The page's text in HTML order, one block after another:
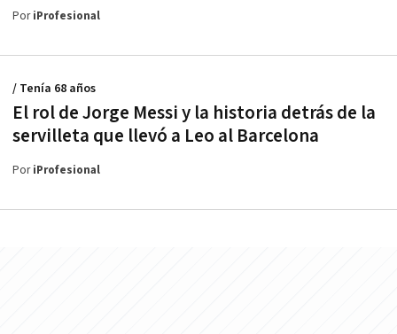
PoriProfesional
El rol de Jorge Messi y la historia detrás de la
servilleta que llevó a Leo al Barcelona
/ Tenía 68 años
PoriProfesional